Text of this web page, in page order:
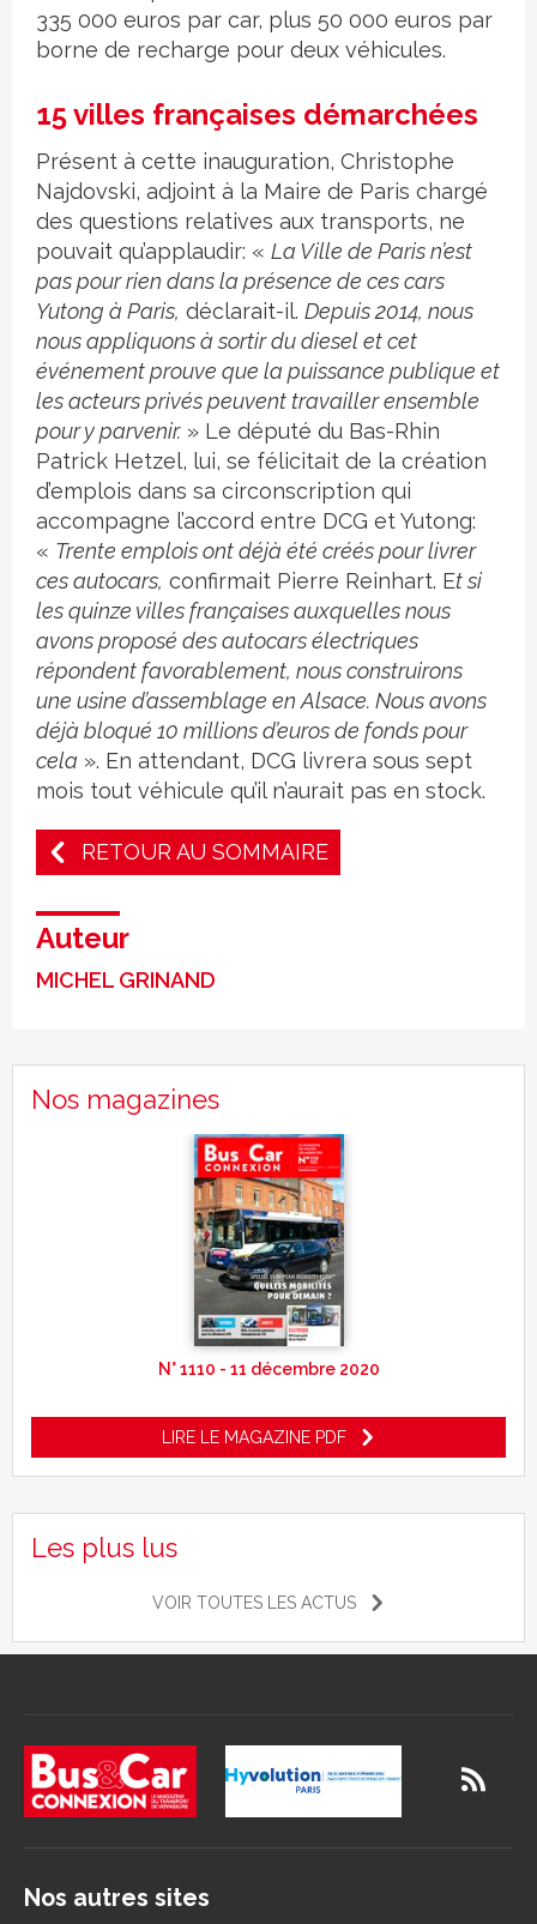
335 000 euros par car, plus 50 000 euros par
borne de recharge pour deux véhicules.
15 villes françaises démarchées
Présent à cette inauguration, Christophe
Najdovski, adjoint à la Maire de Paris chargé
des questions relatives aux transports, ne
pouvait qu’applaudir: « La Ville de Paris n’est
pas pour rien dans la présence de ces cars
Yutong à Paris, déclarait-il. Depuis 2014, nous
nous appliquons à sortir du diesel et cet
événement prouve que la puissance publique et
les acteurs privés peuvent travailler ensemble
pour y parvenir. » Le député du Bas-Rhin
Patrick Hetzel, lui, se félicitait de la création
d’emplois dans sa circonscription qui
accompagne l’accord entre DCG et Yutong:
« Trente emplois ont déjà été créés pour livrer
ces autocars, confirmait Pierre Reinhart. Et si
les quinze villes françaises auxquelles nous
avons proposé des autocars électriques
répondent favorablement, nous construirons
une usine d’assemblage en Alsace. Nous avons
déjà bloqué 10 millions d’euros de fonds pour
cela ». En attendant, DCG livrera sous sept
mois tout véhicule qu’il n’aurait pas en stock.
RETOUR AU SOMMAIRE
Auteur
MICHEL GRINAND
Nos magazines
N° 1110 - 11 décembre 2020
LIRE LE MAGAZINE PDF
Les plus lus
VOIR TOUTES LES ACTUS
Nos autres sites